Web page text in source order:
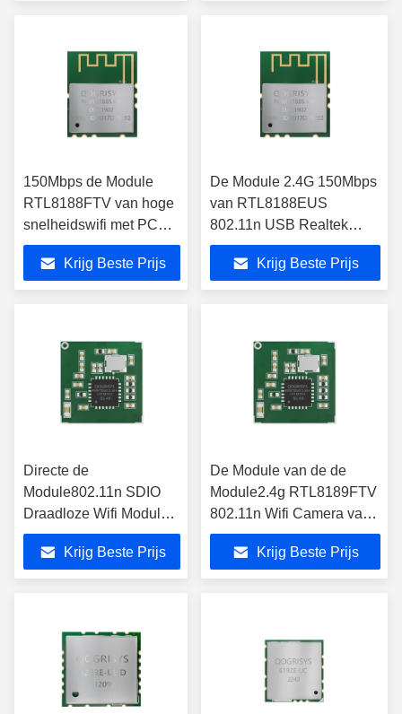
150Mbps de Module
RTL8188FTV van hoge
snelheidswifi met PCB-
Antennerohs Certificatie
Krijg Beste Prijs
De Module 2.4G 150Mbps
van RTL8188EUS
802.11n USB Realtek
WiFi voor WiFi-Adapter
Krijg Beste Prijs
Directe de
Module802.11n SDIO
Draadloze Wifi Module
150Mbps van
RTL8189ES Wifi
Krijg Beste Prijs
De Module van de de
Module2.4g RTL8189FTV
802.11n Wifi Camera van
SDIO Reaeltek WiFi
Krijg Beste Prijs